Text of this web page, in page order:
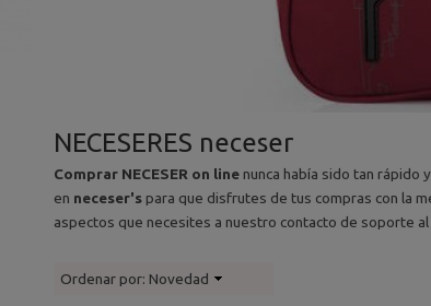
NECESERES neceser
Comprar NECESER on linenunca había sido tan rápido
en neceser'spara que disfrutes de tus compras con la
aspectos que necesites a nuestro contacto de soporte
Ordenar por: Novedad